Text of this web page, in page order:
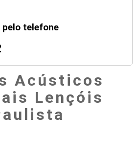
telefone
Acústicos
Lençóis